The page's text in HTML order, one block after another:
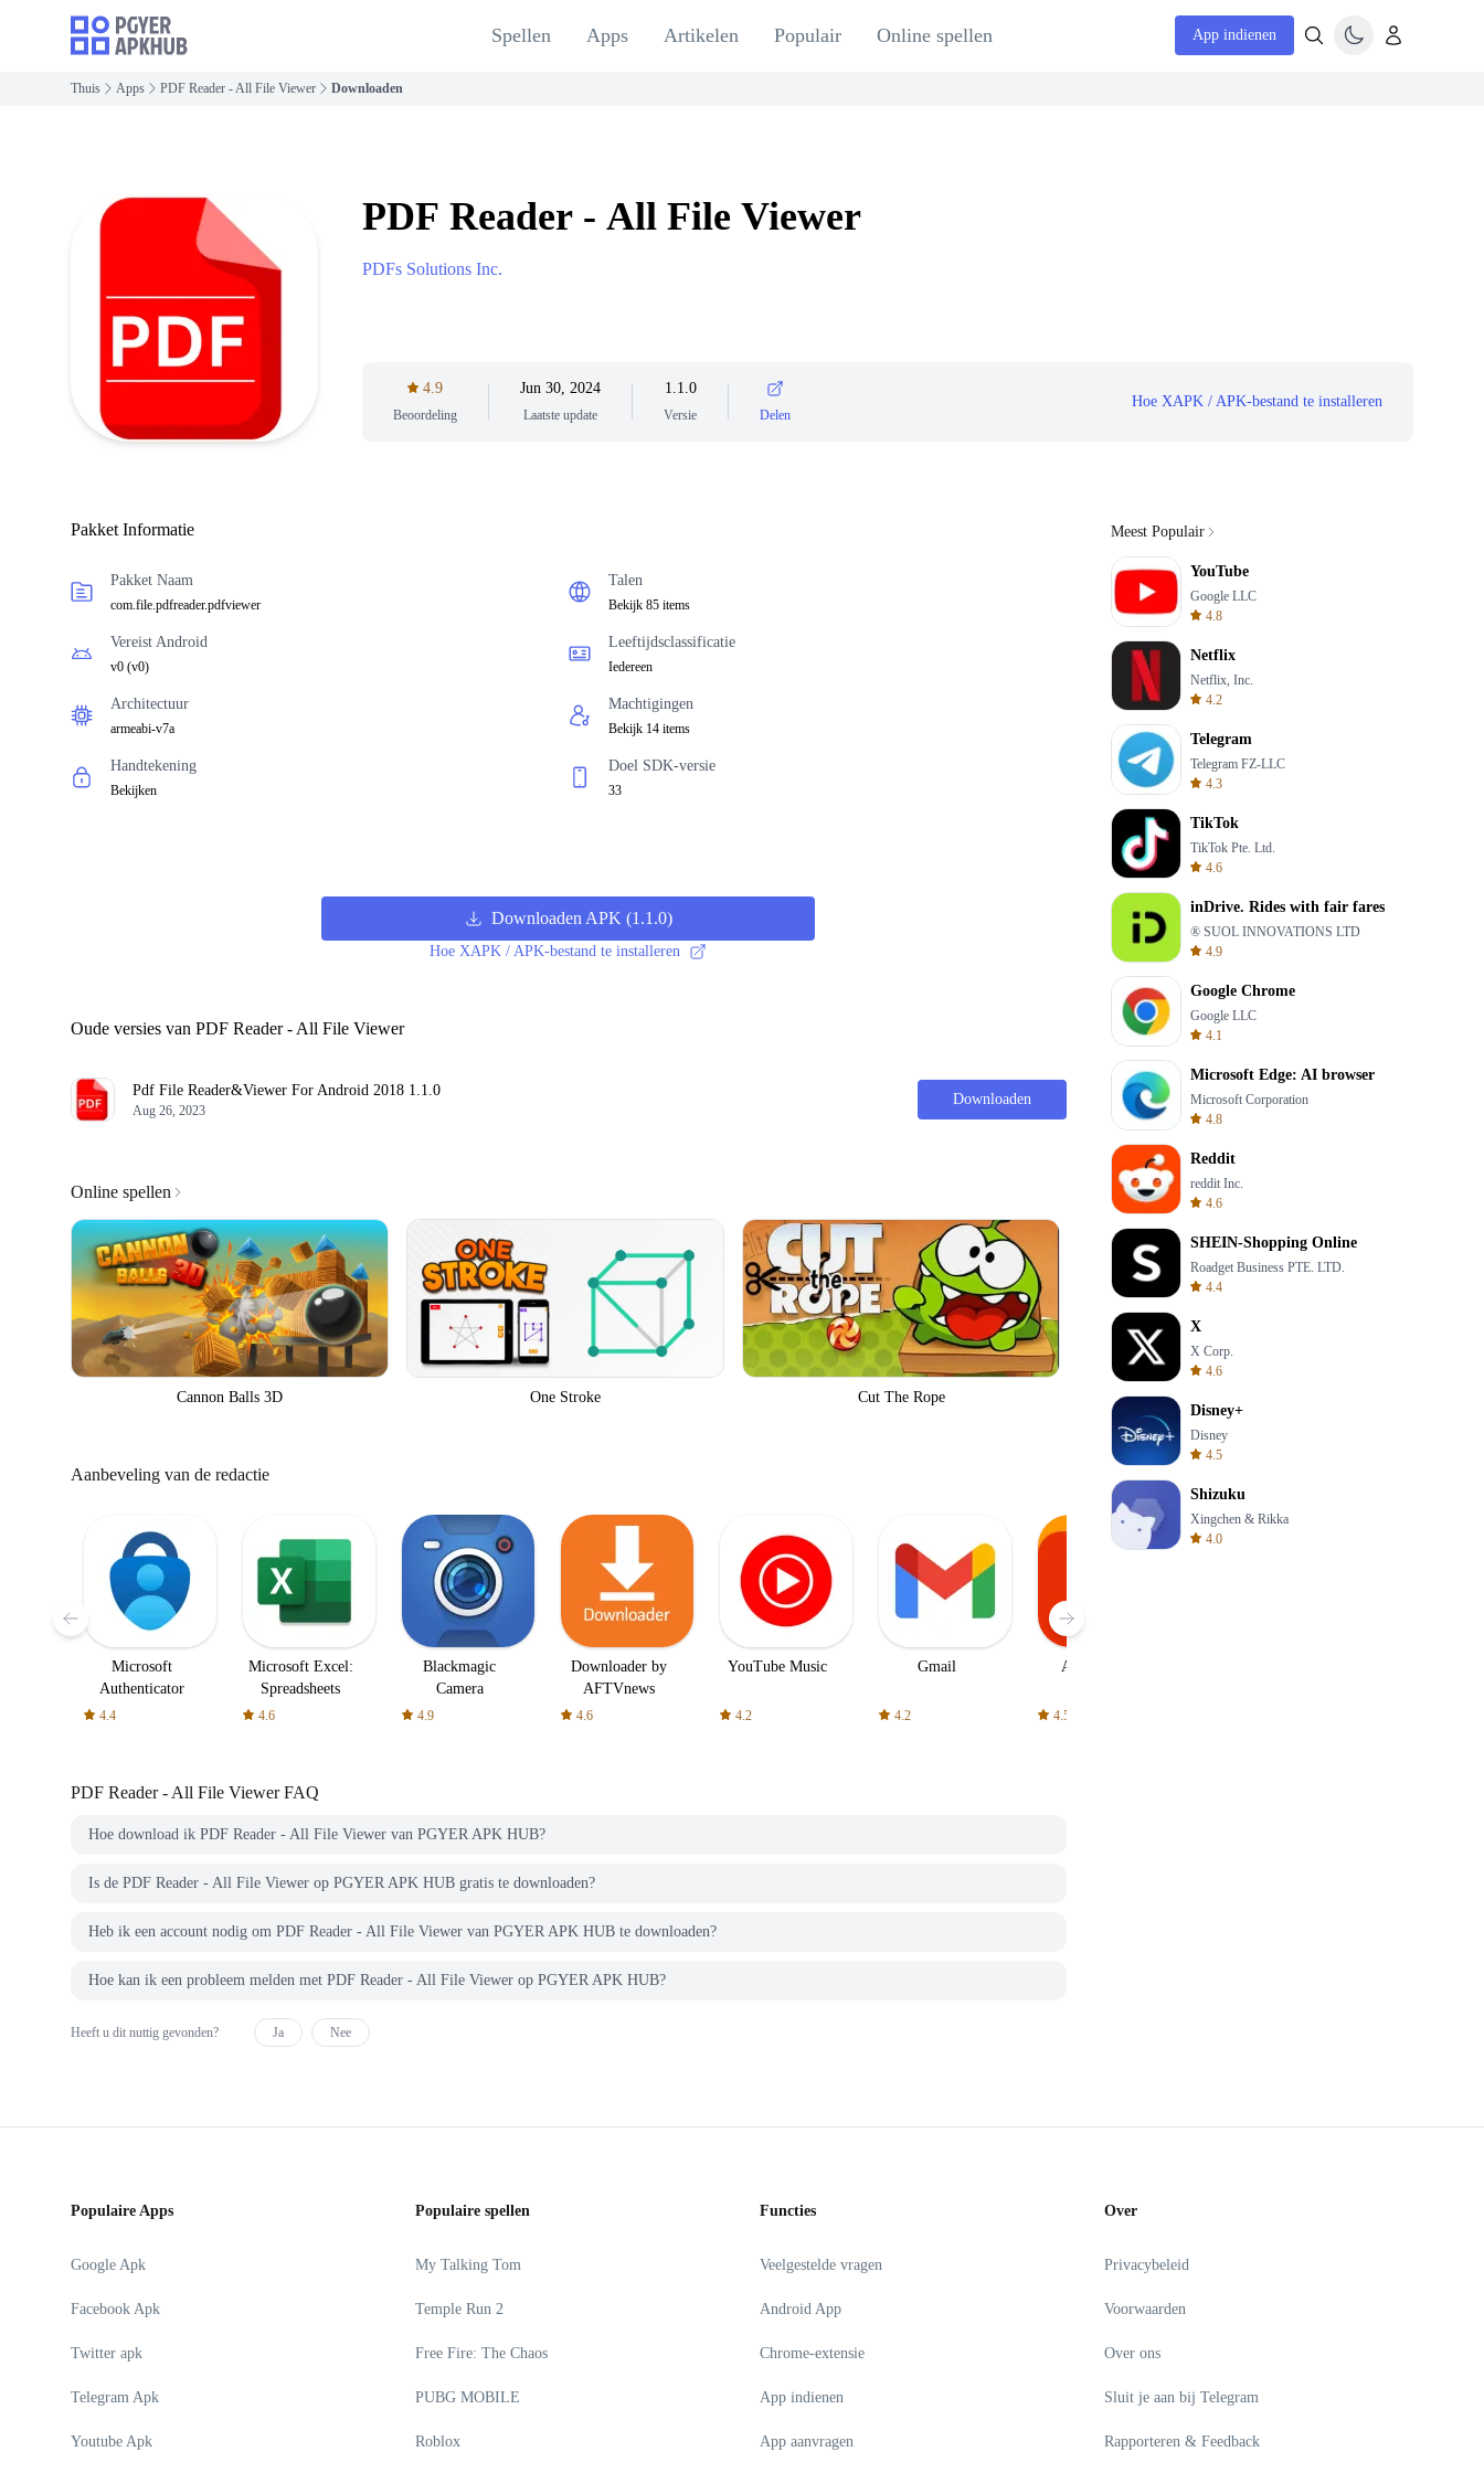
Spellen Apps Artikelen Populair Online spellen App indienen
Thuis Apps PDF Reader - All File Viewer Downloaden
PDF Reader - All File Viewer
PDFs Solutions Inc.
4.9
Beoordeling
Jun 30, 2024
Laatste update
1.1.0
Versie Delen
Hoe XAPK / APK-bestand te installeren
Pakket Informatie
Pakket Naam
com.file.pdfreader.pdfviewer
Talen
Bekijk 85 items
Vereist Android
v0 (v0)
Leeftijdsclassificatie
Iedereen
Architectuur
armeabi-v7a
Machtigingen
Bekijk 14 items
Handtekening
Bekijken
Doel SDK-versie
33
Downloaden APK (1.1.0)
Hoe XAPK / APK-bestand te installeren
Oude versies van PDF Reader - All File Viewer
Pdf File Reader&Viewer For Android 2018 1.1.0
Aug 26, 2023
Downloaden
Online spellen
Cannon Balls 3D One Stroke Cut The Rope Totemia Cursed Marbels
Aanbeveling van de redactie
Microsoft
Authenticator
4.4
Microsoft Excel:
Spreadsheets
4.6
Blackmagic
Camera
4.9
Downloader by
AFTVnews
4.6
YouTube Music
4.2
Gmail
4.2
AliExpress
4.5
PDF Reader - All File ViewerFAQ
Hoe download ik PDF Reader - All File Viewer van PGYER APK HUB?
Is de PDF Reader - All File Viewer op PGYER APK HUB gratis te downloaden?
Heb ik een account nodig om PDF Reader - All File Viewer van PGYER APK HUB te downloaden?
Hoe kan ik een probleem melden met PDF Reader - All File Viewer op PGYER APK HUB?
Heeft u dit nuttig gevonden? Ja Nee
Meest Populair
YouTube
Google LLC
4.8
Netflix
Netflix, Inc.
4.2
Telegram
Telegram FZ-LLC
4.3
TikTok
TikTok Pte. Ltd.
4.6
inDrive. Rides with fair fares
® SUOL INNOVATIONS LTD
4.9
Google Chrome
Google LLC
4.1
Microsoft Edge: AI browser
Microsoft Corporation
4.8
Reddit
reddit Inc.
4.6
SHEIN-Shopping Online
Roadget Business PTE. LTD.
4.4
X
X Corp.
4.6
Disney+
Disney
4.5
Shizuku
Xingchen & Rikka
4.0
Populaire Apps
Google Apk
Facebook Apk
Twitter apk
Telegram Apk
Youtube Apk
Populaire spellen
My Talking Tom
Temple Run 2
Free Fire: The Chaos
PUBG MOBILE
Roblox
Functies
Veelgestelde vragen
Android App
Chrome-extensie
App indienen
App aanvragen
Over
Privacybeleid
Voorwaarden
Over ons
Sluit je aan bij Telegram
Rapporteren & Feedback